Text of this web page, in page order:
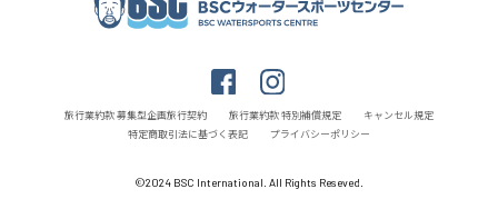
旅行業約款 募集型企画旅行契約 旅行業約款 特別補償規定
キャンセル規定
特定商取引法に基づく表記
プライバシーポリシー
©2024 BSC International. All Rights Reseved.